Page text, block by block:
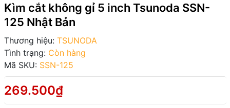
Kìm cắt không gỉ 5 inch Tsunoda SSN-
125 Nhật Bản
Thương hiệu: TSUNODA
Tình trạng: Còn hàng
Mã SKU: SSN-125
269.500₫